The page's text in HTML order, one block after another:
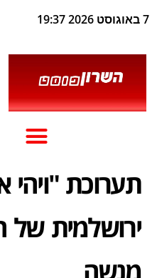
7 באוגוסט 2026 19:37
תערוכת "ויהי
ירושלמית של